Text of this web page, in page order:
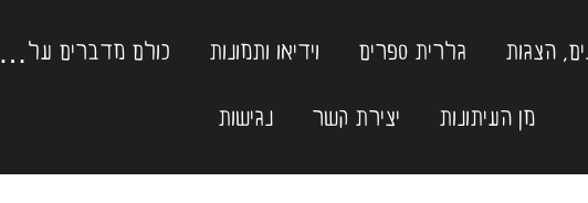
הצגות גלרית ספרים וידיאו ותמונות כולם מדברים על…
מן העיתונות יצירת קשר נגישות